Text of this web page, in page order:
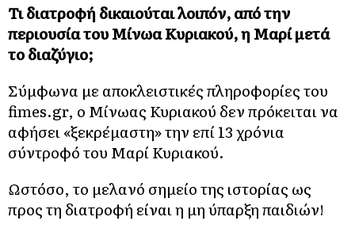
Τι διατροφή δικαιούται λοιπόν, από την
περιουσία του Μίνωα Κυριακού, η Μαρί μετά
το διαζύγιο;
Σύμφωνα με αποκλειστικές πληροφορίες του
fimes.gr, ο Μίνωας Κυριακού δεν πρόκειται να
αφήσει «ξεκρέμαστη» την επί 13 χρόνια
σύντροφό του Μαρί Κυριακού.
Ωστόσο, το μελανό σημείο της ιστορίας ως
προς τη διατροφή είναι η μη ύπαρξη παιδιών!